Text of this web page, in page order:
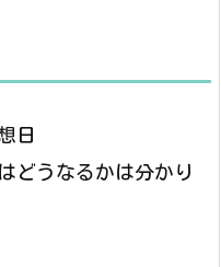
日
どうなるかは分かり